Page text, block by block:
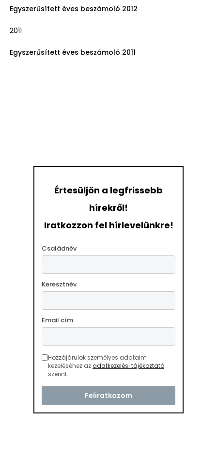
Egyszerűsített éves beszámoló 2012
2011
Egyszerűsített éves beszámoló 2011
Értesüljön a legfrissebb
hírekről!
Iratkozzon fel hírlevelünkre!
Családnév
Keresztnév
Email cím
Hozzájárulok személyes adataim
kezeléséhez azadatkezelési tájékoztató
szerint.